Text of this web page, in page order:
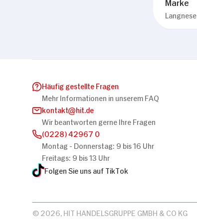
Langnese
Häufig gestellte Fragen
Mehr Informationen in unserem FAQ
kontakt
hit.de
Wir beantworten gerne Ihre Fragen
(0228) 42967 0
Montag - Donnerstag: 9 bis 16 Uhr
Freitags: 9 bis 13 Uhr
Folgen Sie uns auf TikTok
© 2026, HIT HANDELSGRUPPE GMBH & CO KG